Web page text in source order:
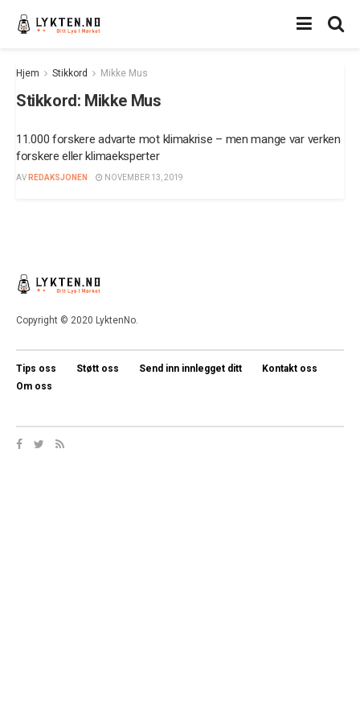
Hjem Stikkord Mikke Mus
Stikkord: Mikke Mus
11.000 forskere advarte mot klimakrise – men mange var verken
forskere eller klimaeksperter
AV REDAKSJONEN NOVEMBER 13, 2019
Copyright © 2020 LyktenNo.
Tips oss Støtt oss Send inn innlegget ditt
Kontakt oss
Om oss